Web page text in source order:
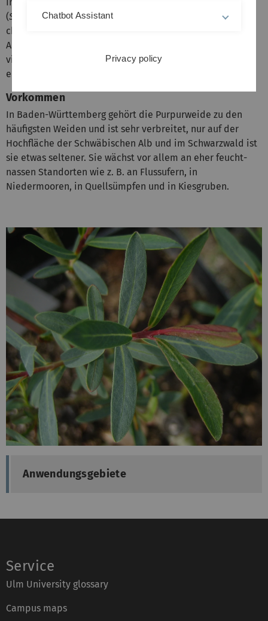
(Salix
= Weide) vor, die heute in großem Maßstab
chemisch-synthetisch hergestellt wird. Sie ist z. B.
Ausgangsprodukt für die Acetylsalicylsäure (ASS), die in
vielen verschreibungspflichtigen Schmerzmitteln
enthalten ist.
Vorkommen
In Baden-Württemberg gehört die Purpurweide zu den
häufigsten Weiden und ist sehr verbreitet, nur auf der
Hochfläche der Schwäbischen Alb und im Schwarzwald ist
sie etwas seltener. Sie wächst vor allem an eher feucht-
nassen Standorten wie z. B. an Flussufern, in
Niedermooren, in Quellsümpfen und in Kiesgruben.
Anwendungsgebiete
Service
Ulm University glossary
Campus maps
Chatbot Assistant
Privacy policy